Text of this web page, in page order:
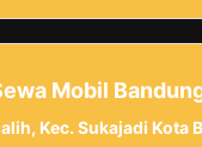
Mobil
Kec. Sukajadi Kota